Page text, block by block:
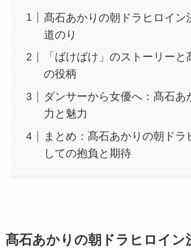
髙石あかりの朝ドラヒロイン
道のり
「ばけばけ」のストーリーと
の役柄
ダンサーから女優へ：髙石あ
力と魅力
まとめ：髙石あかりの朝ドラ
しての抱負と期待
髙石あかりの朝ドラヒロイン